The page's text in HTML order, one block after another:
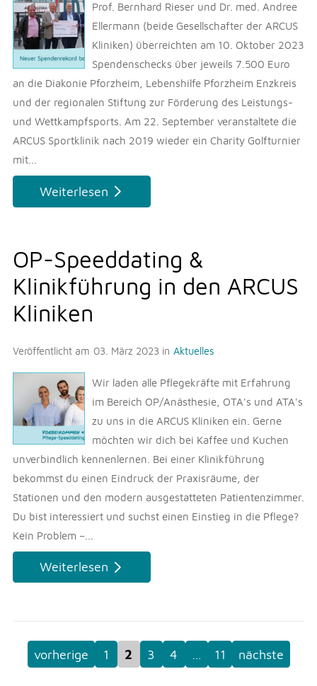
Prof. Bernhard Rieser und Dr. med. Andree
Ellermann (beide Gesellschafter der ARCUS
Kliniken) überreichten am 10. Oktober 2023
Spendenschecks über jeweils 7.500 Euro
an die Diakonie Pforzheim, Lebenshilfe Pforzheim Enzkreis
und der regionalen Stiftung zur Förderung des Leistungs-
und Wettkampfsports. Am 22. September veranstaltete die
ARCUS Sportklinik nach 2019 wieder ein Charity Golfturnier
mit...
Weiterlesen
OP-Speeddating &
Klinikführung in den ARCUS
Kliniken
Veröffentlicht am 03. März 2023 in Aktuelles
Wir laden alle Pflegekräfte mit Erfahrung
im Bereich OP/Anästhesie, OTA's und ATA's
zu uns in die ARCUS Kliniken ein. Gerne
möchten wir dich bei Kaffee und Kuchen
unverbindlich kennenlernen. Bei einer Klinikführung
bekommst du einen Eindruck der Praxisräume, der
Stationen und den modern ausgestatteten Patientenzimmer.
Du bist interessiert und suchst einen Einstieg in die Pflege?
Kein Problem –...
Weiterlesen
vorherige 1 2 3 4 … 11 nächste